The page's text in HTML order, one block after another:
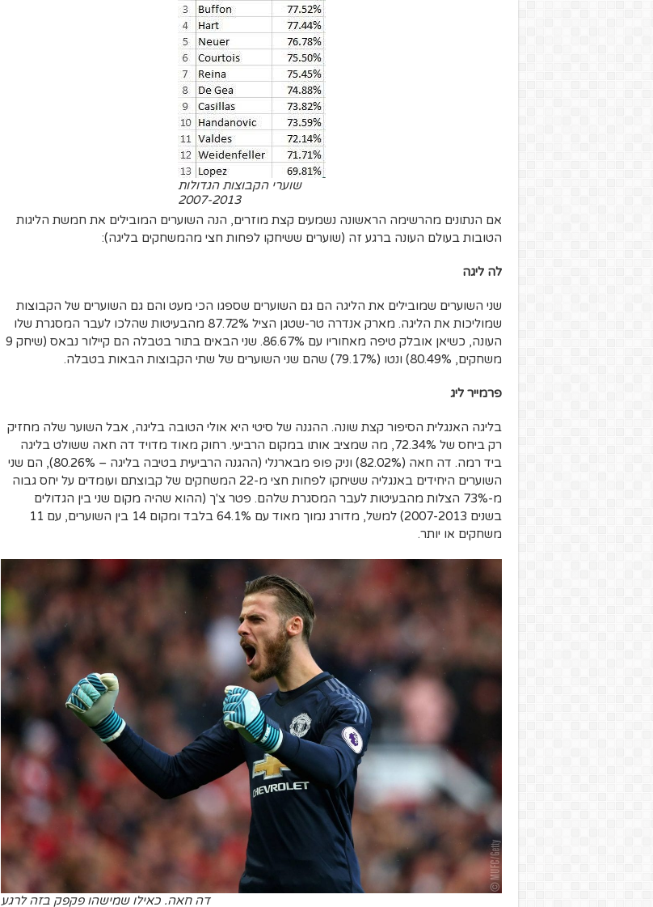
שוערי הקבוצות הגדולות
2007-2013
אם הנתונים מהרשימה הראשונה נשמעים קצת מוזרים, הנה השוערים המובילים את חמשת הליגות
הטובות בעולם העונה ברגע זה (שוערים ששיחקו לפחות חצי מהמשחקים בליגה):
לה ליגה
שני השוערים שמובילים את הליגה הם גם השוערים שספגו הכי מעט והם גם השוערים של הקבוצות
שמוליכות את הליגה. מארק אנדרה טר-שטגן הציל 87.72% מהבעיטות שהלכו לעבר המסגרת שלו
העונה, כשיאן אובלק טיפה מאחוריו עם 86.67%. שני הבאים בתור בטבלה הם קיילור נבאס (שיחק 9
משחקים, 80.49%) ונטו (79.17%) שהם שני השוערים של שתי הקבוצות הבאות בטבלה.
פרמייר ליג
בליגה האנגלית הסיפור קצת שונה. ההגנה של סיטי היא אולי הטובה בליגה, אבל השוער שלה מחזיק
רק ביחס של 72.34%, מה שמציב אותו במקום הרביעי. רחוק מאוד מדויד דה חאה ששולט בליגה
ביד רמה. דה חאה (82.02%) וניק פופ מבארנלי (ההגנה הרביעית בטיבה בליגה – 80.26%), הם שני
השוערים היחידים באנגליה ששיחקו לפחות חצי מ-22 המשחקים של קבוצתם ועומדים על יחס גבוה
מ-73% הצלות מהבעיטות לעבר המסגרת שלהם. פטר צ'ך (ההוא שהיה מקום שני בין הגדולים
בשנים 2007-2013) למשל, מדורג נמוך מאוד עם 64.1% בלבד ומקום 14 בין השוערים, עם 11
משחקים או יותר.
דה חאה. כאילו שמישהו פקפק בזה לרגע